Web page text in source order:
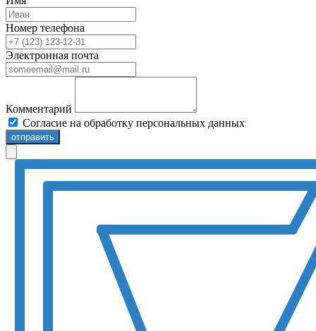
Номер телефона
Электронная почта
Комментарий
Согласие на обработку персональных данных
отправить